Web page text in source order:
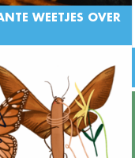
WEETJES OVER